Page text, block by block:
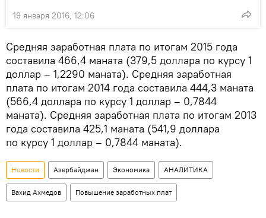
19 января 2016, 12:06
Средняя заработная плата по итогам 2015 года
составила 466,4 маната (379,5 доллара по курсу 1
доллар – 1,2290 маната). Средняя заработная
плата по итогам 2014 года составила 444,3 маната
(566,4 доллара по курсу 1 доллар – 0,7844
маната). Средняя заработная плата по итогам 2013
года составила 425,1 маната (541,9 доллара
по курсу 1 доллар – 0,7844 маната).
Новости Азербайджан Экономика АНАЛИТИКА
Вахид Ахмедов Повышение заработных плат